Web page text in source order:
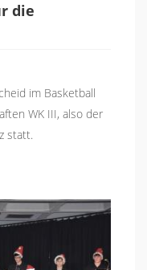
die
im Basketball
WK III, also der
statt.